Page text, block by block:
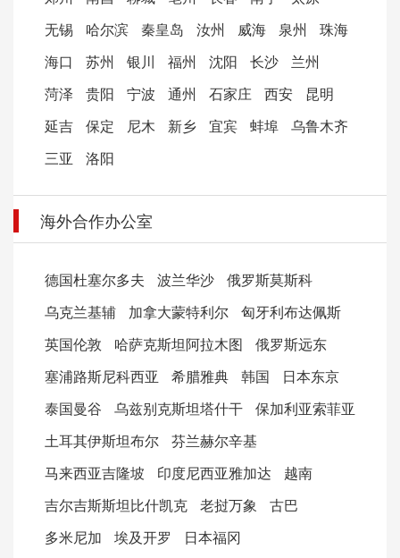
无锡
哈尔滨 秦皇岛 汝州 威海 泉州
珠海
海口
苏州 银川 福州 沈阳 长沙
兰州
菏泽
贵阳 宁波 通州 石家庄 西安
昆明
延吉
保定 尼木 新乡 宜宾 蚌埠
乌鲁木齐
三亚
洛阳
海外合作办公室
德国杜塞尔多夫 波兰华沙
俄罗斯莫斯科
乌克兰基辅
加拿大蒙特利尔
匈牙利布达佩斯
英国伦敦
哈萨克斯坦阿拉木图
俄罗斯远东
塞浦路斯尼科西亚
希腊雅典 韩国
日本东京
泰国曼谷
乌兹别克斯坦塔什干
保加利亚索菲亚
土耳其伊斯坦布尔
芬兰赫尔辛基
马来西亚吉隆坡
印度尼西亚雅加达
越南
吉尔吉斯斯坦比什凯克
老挝万象
古巴
多米尼加
埃及开罗
日本福冈